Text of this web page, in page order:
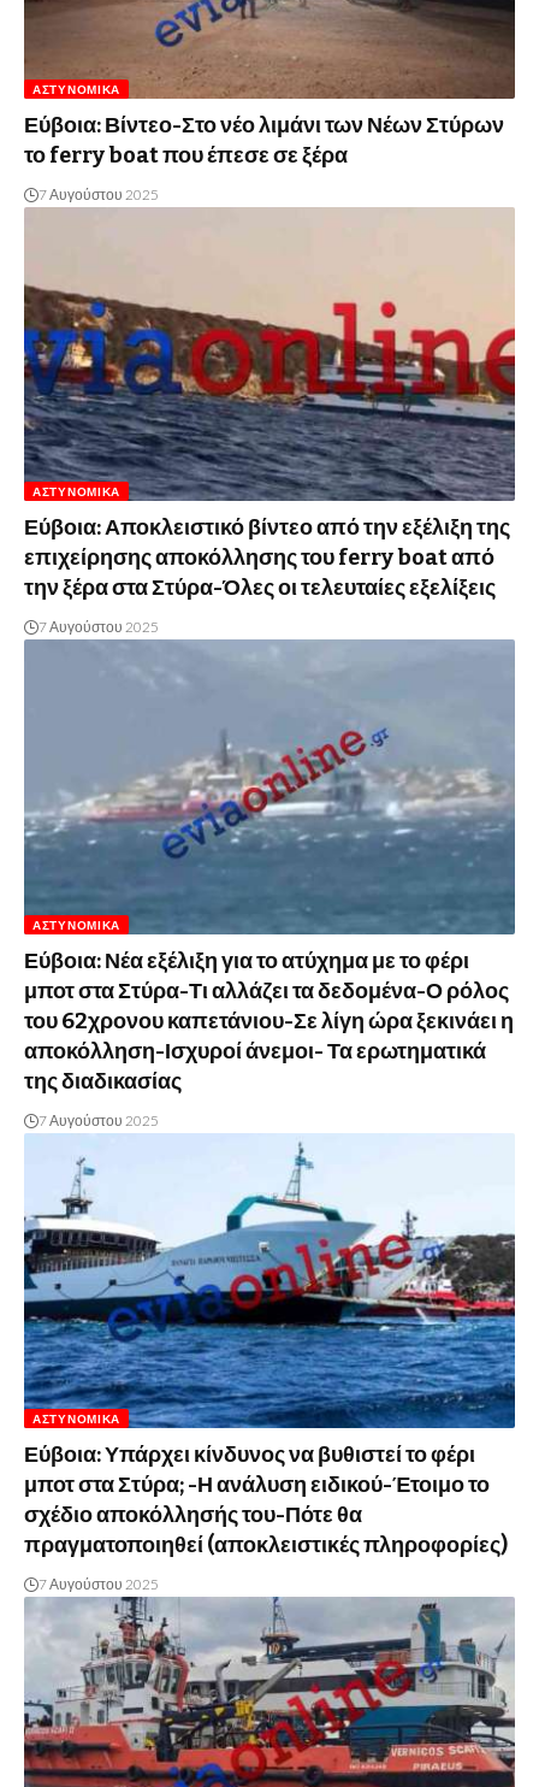
ΑΣΤΥΝΟΜΙΚΆ
Εύβοια: Βίντεο-Στο νέο λιμάνι των Νέων Στύρων
το ferry boat που έπεσε σε ξέρα
7 Αυγούστου 2025
ΑΣΤΥΝΟΜΙΚΆ
Εύβοια: Αποκλειστικό βίντεο από την εξέλιξη της
επιχείρησης αποκόλλησης του ferry boat από
την ξέρα στα Στύρα-Όλες οι τελευταίες εξελίξεις
7 Αυγούστου 2025
ΑΣΤΥΝΟΜΙΚΆ
Εύβοια: Νέα εξέλιξη για το ατύχημα με το φέρι
μποτ στα Στύρα-Τι αλλάζει τα δεδομένα-Ο ρόλος
του 62χρονου καπετάνιου-Σε λίγη ώρα ξεκινάει η
αποκόλληση-Ισχυροί άνεμοι- Τα ερωτηματικά
της διαδικασίας
7 Αυγούστου 2025
ΑΣΤΥΝΟΜΙΚΆ
Εύβοια: Υπάρχει κίνδυνος να βυθιστεί το φέρι
μποτ στα Στύρα; -Η ανάλυση ειδικού-Έτοιμο το
σχέδιο αποκόλλησής του-Πότε θα
πραγματοποιηθεί (αποκλειστικές πληροφορίες)
7 Αυγούστου 2025